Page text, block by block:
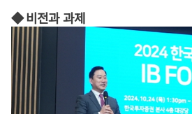
◆ 비전과 과제